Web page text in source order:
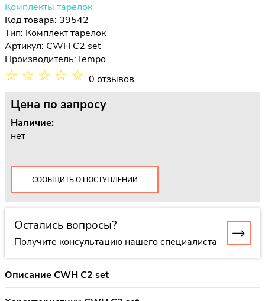
Комплекты тарелок
Код товара: 39542
Тип: Комплект тарелок
Артикул: CWH С2 set
Производитель:Tempo
☆ ☆ ☆ ☆ ☆ 0 отзывов
Цена по запросу
Наличие:
нет
СООБЩИТЬ О ПОСТУПЛЕНИИ
Остались вопросы?
Получите консультацию нашего специалиста
Описание CWH С2 set